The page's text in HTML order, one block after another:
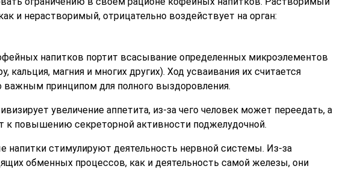
и нерастворимый, отрицательно воздействует на орган:
напитков портит всасывание определенных микроэлементов
кальция, магния и многих других). Ход усваивания их считается
важным принципом для полного выздоровления.
увеличение аппетита, из-за чего человек может переедать, а
к повышению секреторной активности поджелудочной.
напитки стимулируют деятельность нервной системы. Из-за
обменных процессов, как и деятельность самой железы, они